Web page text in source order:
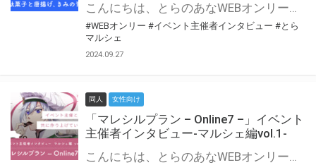
こんにちは、とらのあなWEBオンリー運営スタッフです。 新たにお届けする、イベント主催者インタビュー-マルシェ編-は、 とらのあなWEBオンリー「マルシェ」をご利用の主催様に 「マルシェ」を使ってイベントを開催した感想や心がけをお聞きする企画です。 今回は、WEBオンリー初開催「駄菓子と唐揚げ、きみの青」より、 主催のぎこ六屋様にお話を伺いました。 協力：ぎこ六屋様／イベント公式Twitter（@krkgwks） とらのあなWEBオンリー「マルシェ」とは？ WEBオンリーでリアルタイムでコミュニケーションがとれるオンライン会場です。
#WEBオンリー #イベント主催者インタビュー #とら
マルシェ
2024.09.27
同人 女性向け
「マレシルプラン – Online7 –」イベント
主催者インタビュー-マルシェ編vol.1-
こんにちは、とらのあなWEBオンリー運営スタッフです。 新たにお届けする、イベント主催者インタビュー-マルシェ編-は、 とらのあなWEBオンリー「マルシェ」をご利用した主催様に 「マルシェ」を使って開催した感想や心がけをお聞きする企画です。 今回は、WEBオンリー開催7回目迎えた「マレシルプラン – Online7 –」より、 主催の玉川うた様にお話を伺いました。 ▼マレシルプランのインタビュー前回記事 「イベント主催者インタビュー vol.6」はこちら 協力：玉川うた様（マレシルプラン実行委員会 代表）／イベント公式Twitter（@mallesil_plan） とらのあなWEBオンリー「マルシェ」とは？ WEBオンリーでリアルタイムでコミュニケーションがとれるオンライン会場です。